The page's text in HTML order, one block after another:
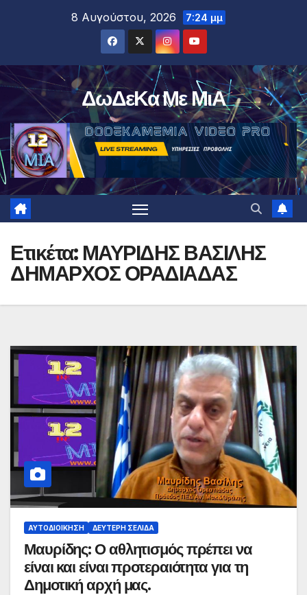
8 Αυγούστου, 2026 7:24 μμ
ΔωΔεΚα Με ΜιΑ
Ετικέτα: ΜΑΥΡΙΔΗΣ ΒΑΣΙΛΗΣ
ΔΗΜΑΡΧΟΣ ΟΡΑΔΙΑΔΑΣ
ΑΥΤΟΔΙΟΊΚΗΣΗ ΔΕΎΤΕΡΗ ΣΕΛΊΔΑ
Μαυρίδης: Ο αθλητισμός πρέπει να
είναι και είναι προτεραιότητα για τη
Δημοτική αρχή μας.